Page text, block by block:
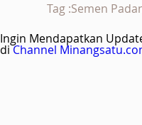
Tag :Semen
Ingin Mendapatkan
diChannel